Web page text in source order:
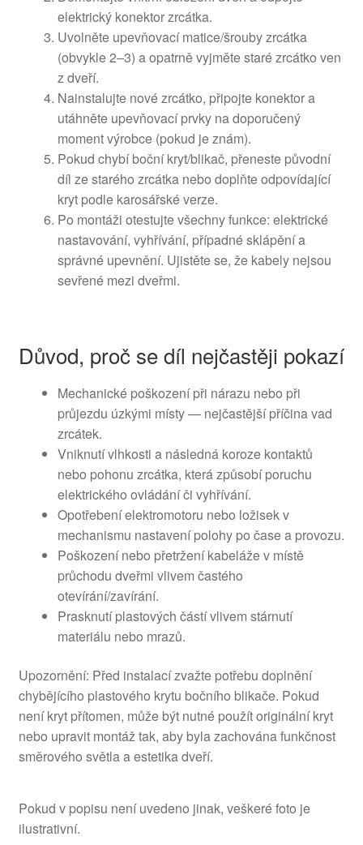
elektrický konektor zrcátka.
Uvolněte upevňovací matice/šrouby zrcátka
(obvykle 2–3) a opatrně vyjměte staré zrcátko ven
z dveří.
Nainstalujte nové zrcátko, připojte konektor a
utáhněte upevňovací prvky na doporučený
moment výrobce (pokud je znám).
Pokud chybí boční kryt/blikač, přeneste původní
díl ze starého zrcátka nebo doplňte odpovídající
kryt podle karosářské verze.
Po montáži otestujte všechny funkce: elektrické
nastavování, vyhřívání, případné sklápění a
správné upevnění. Ujistěte se, že kabely nejsou
sevřené mezi dveřmi.
Důvod, proč se díl nejčastěji pokazí
Mechanické poškození při nárazu nebo při
průjezdu úzkými místy — nejčastější příčina vad
zrcátek.
Vniknutí vlhkosti a následná koroze kontaktů
nebo pohonu zrcátka, která způsobí poruchu
elektrického ovládání či vyhřívání.
Opotřebení elektromotoru nebo ložisek v
mechanismu nastavení polohy po čase a provozu.
Poškození nebo přetržení kabeláže v místě
průchodu dveřmi vlivem častého
otevírání/zavírání.
Prasknutí plastových částí vlivem stárnutí
materiálu nebo mrazů.
Upozornění: Před instalací zvažte potřebu doplnění
chybějícího plastového krytu bočního blikače. Pokud
není kryt přítomen, může být nutné použít originální kryt
nebo upravit montáž tak, aby byla zachována funkčnost
směrového světla a estetika dveří.
Pokud v popisu není uvedeno jinak, veškeré foto je
ilustrativní.